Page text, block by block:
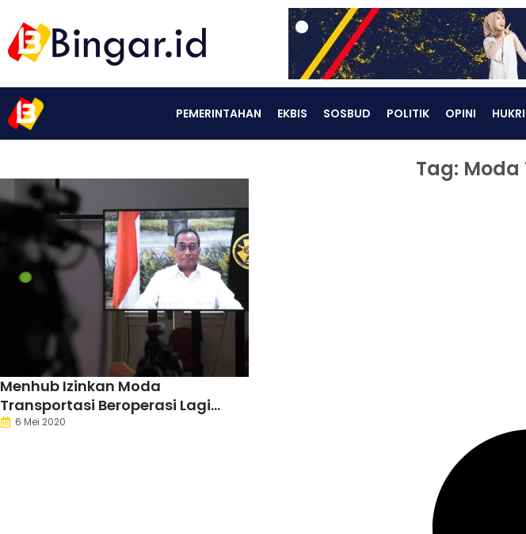
PEMERINTAHAN EKBIS SOSBUD POLITIK OPINI
Tag:
Menhub Izinkan Moda
Transportasi Beroperasi Lagi
Besok
6 Mei 2020